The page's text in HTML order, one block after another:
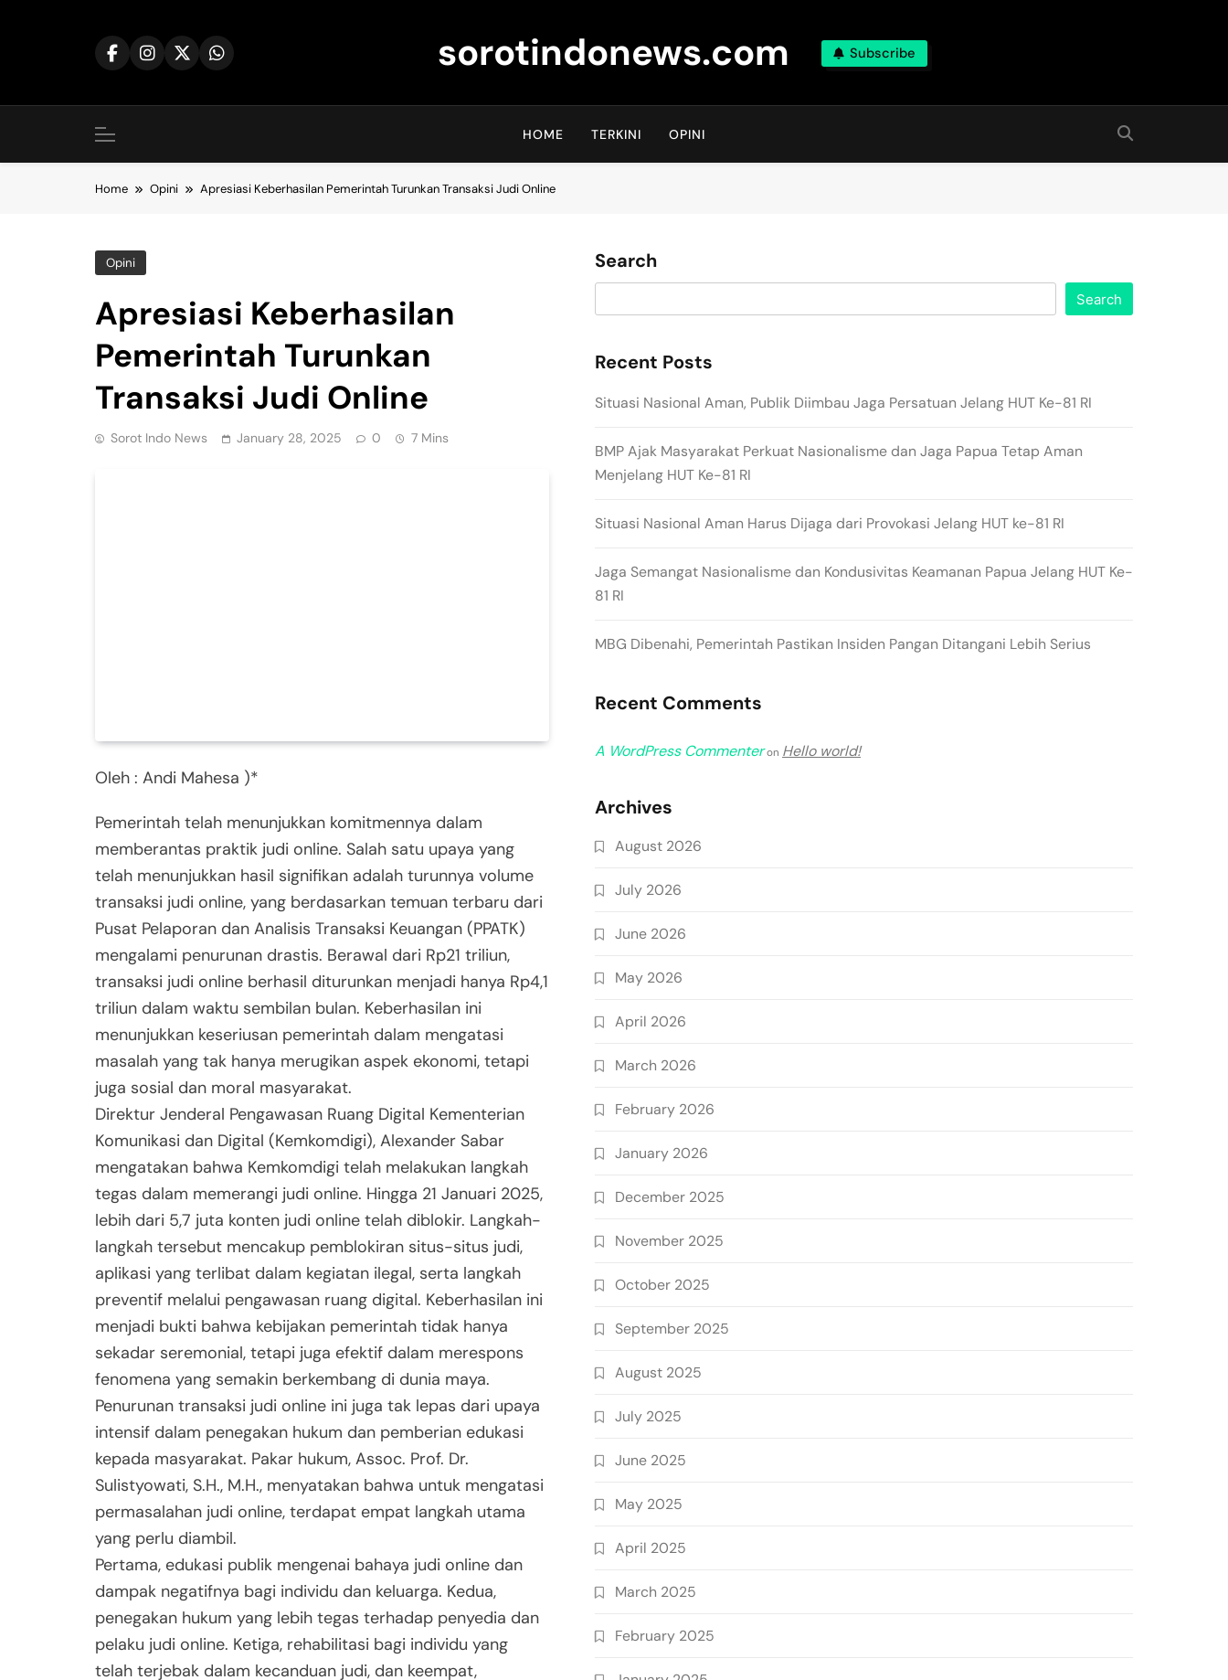
sorotindonews.com Subscribe
HOME TERKINI OPINI
Home Opini Apresiasi Keberhasilan Pemerintah Turunkan Transaksi Judi Online
Opini
Apresiasi Keberhasilan
Pemerintah Turunkan
Transaksi Judi Online
Sorot Indo News January 28, 2025 0 7 Mins
Oleh : Andi Mahesa )*
Pemerintah telah menunjukkan komitmennya dalam
memberantas praktik judi online. Salah satu upaya yang
telah menunjukkan hasil signifikan adalah turunnya volume
transaksi judi online, yang berdasarkan temuan terbaru dari
Pusat Pelaporan dan Analisis Transaksi Keuangan (PPATK)
mengalami penurunan drastis. Berawal dari Rp21 triliun,
transaksi judi online berhasil diturunkan menjadi hanya Rp4,1
triliun dalam waktu sembilan bulan. Keberhasilan ini
menunjukkan keseriusan pemerintah dalam mengatasi
masalah yang tak hanya merugikan aspek ekonomi, tetapi
juga sosial dan moral masyarakat.
Direktur Jenderal Pengawasan Ruang Digital Kementerian
Komunikasi dan Digital (Kemkomdigi), Alexander Sabar
mengatakan bahwa Kemkomdigi telah melakukan langkah
tegas dalam memerangi judi online. Hingga 21 Januari 2025,
lebih dari 5,7 juta konten judi online telah diblokir. Langkah-
langkah tersebut mencakup pemblokiran situs-situs judi,
aplikasi yang terlibat dalam kegiatan ilegal, serta langkah
preventif melalui pengawasan ruang digital. Keberhasilan ini
menjadi bukti bahwa kebijakan pemerintah tidak hanya
sekadar seremonial, tetapi juga efektif dalam merespons
fenomena yang semakin berkembang di dunia maya.
Penurunan transaksi judi online ini juga tak lepas dari upaya
intensif dalam penegakan hukum dan pemberian edukasi
kepada masyarakat. Pakar hukum, Assoc. Prof. Dr.
Sulistyowati, S.H., M.H., menyatakan bahwa untuk mengatasi
permasalahan judi online, terdapat empat langkah utama
yang perlu diambil.
Pertama, edukasi publik mengenai bahaya judi online dan
dampak negatifnya bagi individu dan keluarga. Kedua,
penegakan hukum yang lebih tegas terhadap penyedia dan
pelaku judi online. Ketiga, rehabilitasi bagi individu yang
telah terjebak dalam kecanduan judi, dan keempat,
Search
Search
Recent Posts
Situasi Nasional Aman, Publik Diimbau Jaga Persatuan Jelang HUT Ke-81 RI
BMP Ajak Masyarakat Perkuat Nasionalisme dan Jaga Papua Tetap Aman
Menjelang HUT Ke-81 RI
Situasi Nasional Aman Harus Dijaga dari Provokasi Jelang HUT ke-81 RI
Jaga Semangat Nasionalisme dan Kondusivitas Keamanan Papua Jelang HUT Ke-
81 RI
MBG Dibenahi, Pemerintah Pastikan Insiden Pangan Ditangani Lebih Serius
Recent Comments
A WordPress Commenteron Hello world!
Archives
August 2026
July 2026
June 2026
May 2026
April 2026
March 2026
February 2026
January 2026
December 2025
November 2025
October 2025
September 2025
August 2025
July 2025
June 2025
May 2025
April 2025
March 2025
February 2025